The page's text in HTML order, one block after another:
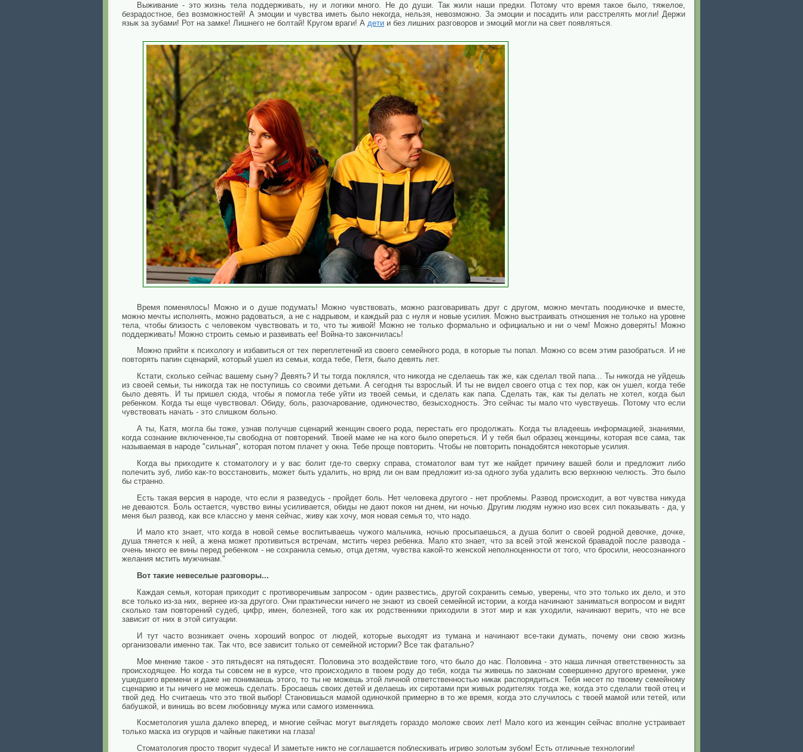
Выживание - это жизнь тела поддерживать, ну и логики много. Не до души. Так жили наши предки. Потому что время такое было, тяжелое,
безрадостное, без возможностей! А эмоции и чувства иметь было некогда, нельзя, невозможно. За эмоции и посадить или расстрелять могли! Держи
язык за зубами! Рот на замке! Лишнего не болтай! Кругом враги! А дети и без лишних разговоров и эмоций могли на свет появляться.
Время поменялось! Можно и о душе подумать! Можно чувствовать, можно разговаривать друг с другом, можно мечтать поодиночке и вместе,
можно мечты исполнять, можно радоваться, а не с надрывом, и каждый раз с нуля и новые усилия. Можно выстраивать отношения не только на уровне
тела, чтобы близость с человеком чувствовать и то, что ты живой! Можно не только формально и официально и ни о чем! Можно доверять! Можно
поддерживать! Можно строить семью и развивать ее! Война-то закончилась!
Можно прийти к психологу и избавиться от тех переплетений из своего семейного рода, в которые ты попал. Можно со всем этим разобраться. И не
повторять папин сценарий, который ушел из семьи, когда тебе, Петя, было девять лет.
Кстати, сколько сейчас вашему сыну? Девять? И ты тогда поклялся, что никогда не сделаешь так же, как сделал твой папа... Ты никогда не уйдешь
из своей семьи, ты никогда так не поступишь со своими детьми. А сегодня ты взрослый. И ты не видел своего отца с тех пор, как он ушел, когда тебе
было девять. И ты пришел сюда, чтобы я помогла тебе уйти из твоей семьи, и сделать как папа. Сделать так, как ты делать не хотел, когда был
ребенком. Когда ты еще чувствовал. Обиду, боль, разочарование, одиночество, безысходность. Это сейчас ты мало что чувствуешь. Потому что если
чувствовать начать - это слишком больно.
А ты, Катя, могла бы тоже, узнав получше сценарий женщин своего рода, перестать его продолжать. Когда ты владеешь информацией, знаниями,
когда сознание включенное,ты свободна от повторений. Твоей маме не на кого было опереться. И у тебя был образец женщины, которая все сама, так
называемая в народе "сильная", которая потом плачет у окна. Тебе проще повторить. Чтобы не повторить понадобятся некоторые усилия.
Когда вы приходите к стоматологу и у вас болит где-то сверху справа, стоматолог вам тут же найдет причину вашей боли и предложит либо
полечить зуб, либо как-то восстановить, может быть удалить, но вряд ли он вам предложит из-за одного зуба удалить всю верхнюю челюсть. Это было
бы странно.
Есть такая версия в народе, что если я разведусь - пройдет боль. Нет человека другого - нет проблемы. Развод происходит, а вот чувства никуда
не деваются. Боль остается, чувство вины усиливается, обиды не дают покоя ни днем, ни ночью. Другим людям нужно изо всех сил показывать - да, у
меня был развод, как все классно у меня сейчас, живу как хочу, моя новая семья то, что надо.
И мало кто знает, что когда в новой семье воспитываешь чужого мальчика, ночью просыпаешься, а душа болит о своей родной девочке, дочке,
душа тянется к ней, а жена может противиться встречам, мстить через ребенка. Мало кто знает, что за всей этой женской бравадой после развода -
очень много ее вины перед ребенком - не сохранила семью, отца детям, чувства какой-то женской неполноценности от того, что бросили, неосознанного
желания мстить мужчинам."
Вот такие невеселые разговоры...
Каждая семья, которая приходит с противоречивым запросом - один развестись, другой сохранить семью, уверены, что это только их дело, и это
все только из-за них, вернее из-за другого. Они практически ничего не знают из своей семейной истории, а когда начинают заниматься вопросом и видят
сколько там повторений судеб, цифр, имен, болезней, того как их родственники приходили в этот мир и как уходили, начинают верить, что не все
зависит от них в этой ситуации.
И тут часто возникает очень хороший вопрос от людей, которые выходят из тумана и начинают все-таки думать, почему они свою жизнь
организовали именно так. Так что, все зависит только от семейной истории? Все так фатально?
Мое мнение такое - это пятьдесят на пятьдесят. Половина это воздействие того, что было до нас. Половина - это наша личная ответственность за
происходящее. Но когда ты совсем не в курсе, что происходило в твоем роду до тебя, когда ты живешь по законам совершенно другого времени, уже
ушедшего времени и даже не понимаешь этого, то ты не можешь этой личной ответственностью никак распорядиться. Тебя несет по твоему семейному
сценарию и ты ничего не можешь сделать. Бросаешь своих детей и делаешь их сиротами при живых родителях тогда же, когда это сделали твой отец и
твой дед. Но считаешь что это твой выбор! Становишься мамой одиночкой примерно в то же время, когда это случилось с твоей мамой или тетей, или
бабушкой, и винишь во всем любовницу мужа или самого изменника.
Косметология ушла далеко вперед, и многие сейчас могут выглядеть гораздо моложе своих лет! Мало кого из женщин сейчас вполне устраивает
только маска из огурцов и чайные пакетики на глаза!
Стоматология просто творит чудеса! И заметьте никто не соглашается поблескивать игриво золотым зубом! Есть отличные технологии!